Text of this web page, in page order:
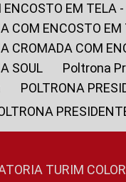
ENCOSTO EM TELA
COM ENCOSTO
CROMADA COM
SOUL
Poltrona
POLTRONA
TURIM